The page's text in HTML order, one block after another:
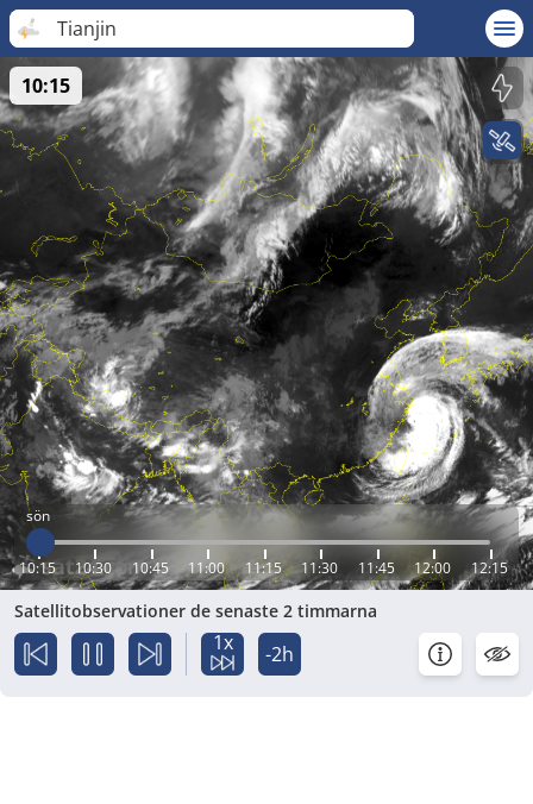
Tianjin
sön
10:15 10:30 10:45 11:00 11:15 11:30 11:45 12:00 12:15
10:15
Satellitobservationer de senaste 2 timmarna
1x -2h